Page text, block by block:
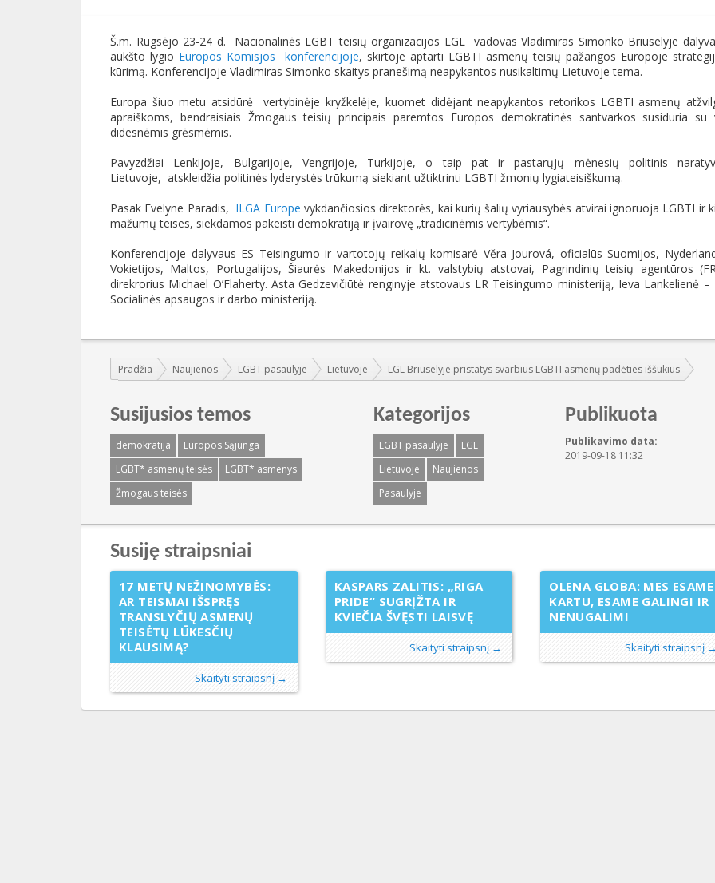
Š.m. Rugsėjo 23-24 d. Nacionalinės LGBT teisių organizacijos LGL vadovas Vladimiras Simonko Briuselyje
aukšto lygio Europos Komisjos konferencijoje, skirtoje aptarti LGBTI asmenų teisių pažangos Europoje
kūrimą. Konferencijoje Vladimiras Simonko skaitys pranešimą neapykantos nusikaltimų Lietuvoje tema.
Europa šiuo metu atsidūrė vertybinėje kryžkelėje, kuomet didėjant neapykantos retorikos LGBTI asmenų
apraiškoms, bendraisiais Žmogaus teisių principais paremtos Europos demokratinės santvarkos susiduria su
didesnėmis grėsmėmis.
Pavyzdžiai Lenkijoje, Bulgarijoje, Vengrijoje, Turkijoje, o taip pat ir pastarųjų mėnesių politinis
Lietuvoje, atskleidžia politinės lyderystės trūkumą siekiant užtiktrinti LGBTI žmonių lygiateisiškumą.
Pasak Evelyne Paradis, ILGA Europe vykdančiosios direktorės, kai kurių šalių vyriausybės atvirai ignoruoja LGBTI ir
mažumų teises, siekdamos pakeisti demokratiją ir įvairovę „tradicinėmis vertybėmis“.
Konferencijoje dalyvaus ES Teisingumo ir vartotojų reikalų komisarė Věra Jourová, oficialūs Suomijos,
Vokietijos, Maltos, Portugalijos, Šiaurės Makedonijos ir kt. valstybių atstovai, Pagrindinių teisių agentūros
direkrorius Michael O’Flaherty. Asta Gedzevičiūtė renginyje atstovaus LR Teisingumo ministeriją, Ieva Lankelienė –
Socialinės apsaugos ir darbo ministeriją.
Jūs esate čia:
Pradžia Naujienos LGBT pasaulyje Lietuvoje LGL Briuselyje pristatys svarbius LGBTI asmenų padėties iššūkius
Susijusios temos
demokratija
Europos Sąjunga
LGBT* asmenų teisės
LGBT* asmenys
Žmogaus teisės
Kategorijos
LGBT pasaulyje
LGL
Lietuvoje
Naujienos
Pasaulyje
Publikuota
Publikavimo data:
2019-09-18 11:32
Susiję straipsniai
17 METŲ NEŽINOMYBĖS:
AR TEISMAI IŠSPRĘS
TRANSLYČIŲ ASMENŲ
TEISĖTŲ LŪKESČIŲ
KLAUSIMĄ?
Skaityti straipsnį →
KASPARS ZALITIS: „RIGA
PRIDE“ SUGRĮŽTA IR
KVIEČIA ŠVĘSTI LAISVĘ
Skaityti straipsnį →
OLENA GLOBA: MES ESAME
KARTU, ESAME GALINGI IR
NENUGALIMI
Skaityti straipsnį